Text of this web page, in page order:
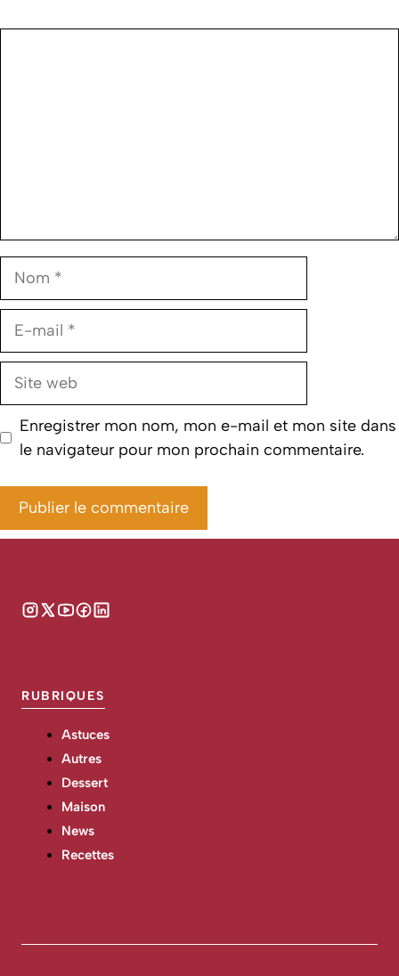
Nom
E-
Site
Enregistrer mon nom, mon e-mail et mon site dans
le navigateur pour mon prochain commentaire.
RUBRIQUES
Astuces
Autres
Dessert
Maison
News
Recettes